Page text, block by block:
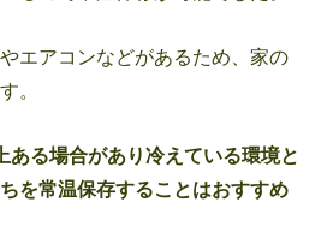
エアコンなどがあるため、家の
。
ある場合があり冷えている環境と
を常温保存することはおすすめ